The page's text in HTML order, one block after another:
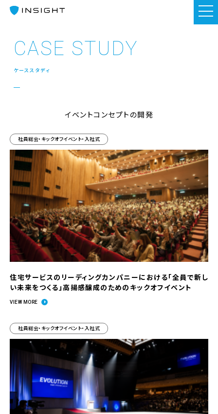
CASE STUDY
ケーススタディ
イベントコンセプトの開発
社員総会・キックオフイベント・入社式
住宅サービスのリーディングカンパニーにおける「全員で新し
い未来をつくる」高揚感醸成のためのキックオフイベント
VIEW MORE
社員総会・キックオフイベント・入社式